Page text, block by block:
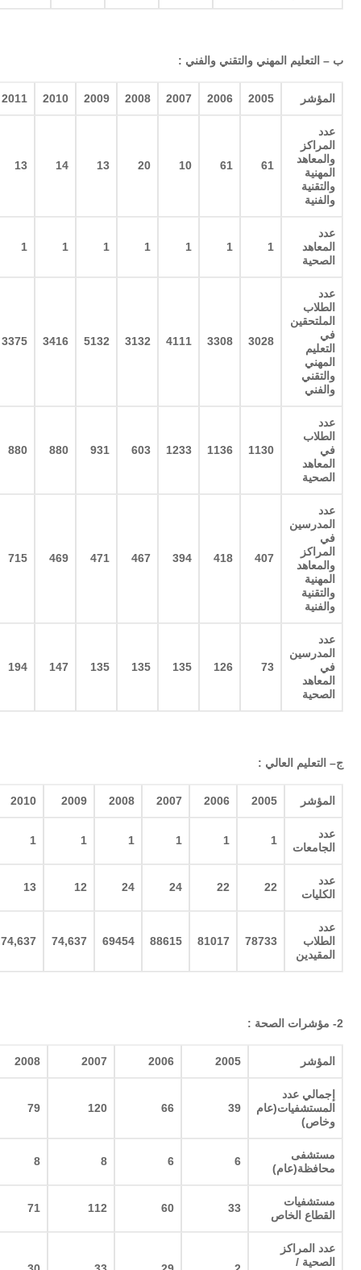
ب – التعليم المهني والتقني والفني :
المؤشر 2005
2006
2007
2008
2009
2010
2011
عدد
المراكز
والمعاهد
المهنية
والتقنية
والفنية
61
61
10
20
13
14
13
عدد
المعاهد
الصحية
1
1
1
1
1
1
1
عدد
الطلاب
الملتحقين
في
التعليم
المهني
والتقني
والفني
3028
3308
4111
3132
5132
3416
3375
عدد
الطلاب
في
المعاهد
الصحية
1130
1136
1233
603
931
880
880
عدد
المدرسين
في
المراكز
والمعاهد
المهنية
والتقنية
والفنية
407
418
394
467
471
469
715
عدد
المدرسين
في
المعاهد
الصحية
73
126
135
135
135
147
194
ج– التعليم العالي :
المؤشر 2005
2006
2007
2008
2009
2010
عدد
الجامعات
1
1
1
1
1
1
عدد
الكليات
22
22
24
24
12
13
عدد
الطلاب
المقيدين
78733
81017
88615
69454
74,637
74,637
2- مؤشرات الصحة :
المؤشر 2005
2006
2007
2008
إجمالي عدد
المستشفيات(عام
وخاص)
39
66
120
79
مستشفى
محافظة(عام)
6
6
8
8
مستشفيات
القطاع الخاص
33
60
112
71
عدد المراكز
الصحية /